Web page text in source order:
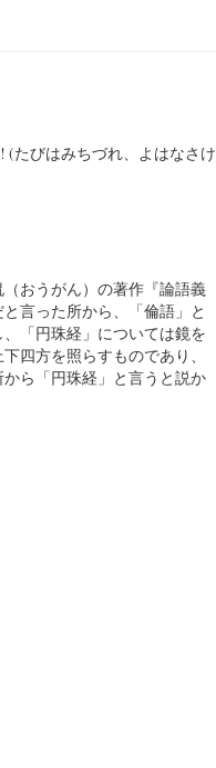
たびはみちづれ、よはなさけ
おうがん）の著作『論語義
言った所から、「倫語」と
「円珠経」については鏡を
四方を照らすものであり、
ら「円珠経」と言うと説か